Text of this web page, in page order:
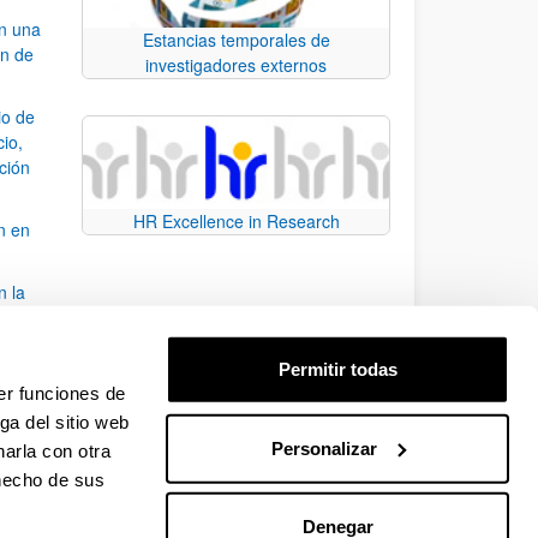
funciones de
del sitio web
con otra
de sus
Permitir todas
Personalizar
Denegar
una
de
de
en
la
desplazarse.
Estancias temporales de
investigadores externos
HR Excellence in Research